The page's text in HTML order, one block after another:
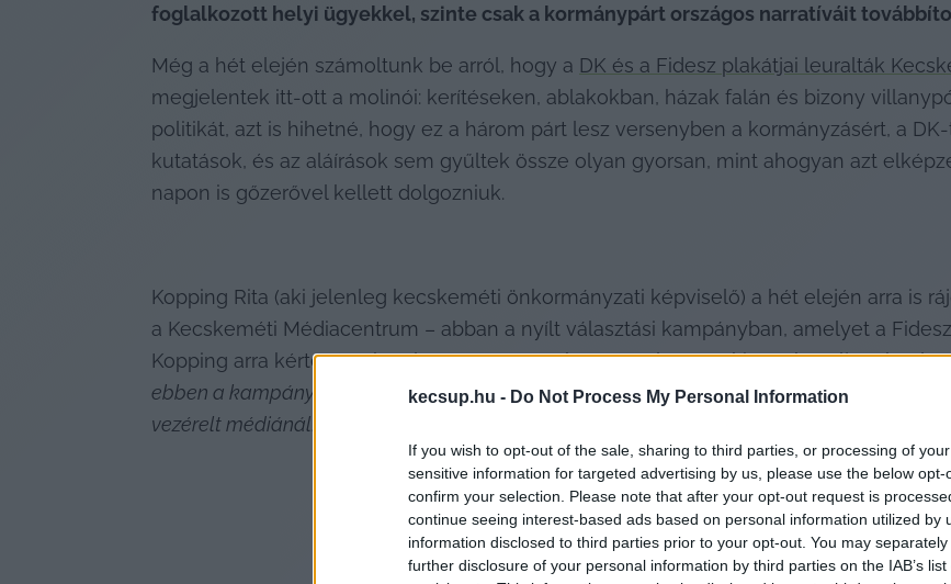
kecsup.hu - Do Not Process My Personal Information
If you wish to opt-out of the sale, sharing to third parties, or processing of
sensitive information for targeted advertising by us, please use the below opt-
confirm your selection. Please note that after your opt-out request is
continue seeing interest-based ads based on personal information utilized by
information disclosed to third parties prior to your opt-out. You may
further disclosure of your personal information by third parties on the IAB’s
foglalkozott helyi ügyekkel, szinte csak a kormánypárt országos narratíváit
Még a hét elején számoltunk be arról, hogy a DK és a Fidesz plakátjai leuralták
megjelentek itt-ott a molinói: kerítéseken, ablakokban, házak falán és bizony
politikát, azt is hihetné, hogy ez a három párt lesz versenyben a kormányzásért, a
kutatások, és az aláírások sem gyűltek össze olyan gyorsan, mint ahogyan azt
napon is gőzerővel kellett dolgozniuk.
Kopping Rita (aki jelenleg kecskeméti önkormányzati képviselő) a hét elején arra is
a Kecskeméti Médiacentrum – abban a nyílt választási kampányban, amelyet a
Kopping arra kérte Kozák Polett ügyvezetőt, hogy a választásokig ne közöljenek róla
ebben a kampányüzemmódban működő kommunikációs gyakorlatban. Kecskemét
vezérelt médiánál!”